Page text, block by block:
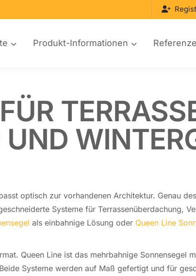
Produkt-Informationen
UND
optisch zur vor­han­de­nen Ar­chi­tek­tur. Genau
Systeme für Ter­ras­sen­über­da­chung,
als ein­bah­ni­ge Lösung oder Queen Line
Queen Line ist das mehr­bah­ni­ge Sonnen­segel
Systeme werden auf Maß ge­fer­tigt und für